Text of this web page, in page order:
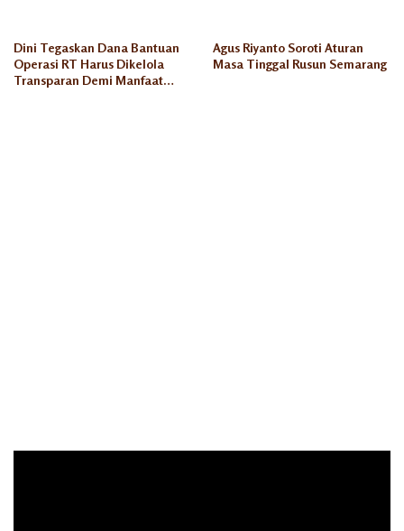
Dini Tegaskan Dana Bantuan
Operasi RT Harus Dikelola
Transparan Demi Manfaat
Agus Riyanto Soroti Aturan
Masa Tinggal Rusun Semarang